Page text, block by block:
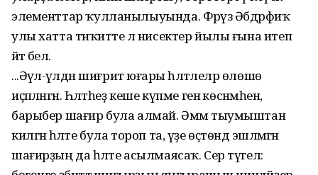
элементтар ҡулланылыуында. Фәрүәз Әбдрәфиҡ
улы хатта тәнҡитте лә нисектер йылы ғына итеп
әйтә белә.
...Әүәл-әүәлдән шиғриәт юғары һәләтлеләр өлөшө
иҫәпләнгән. Һәләтһеҙ кеше күпме генә көсәнмәһен,
барыбер шағир була алмай. Әммә тыумыштан
килгән һәләте була тороп та, үҙе өҫтөндә эшләмәгән
шағирҙың да һәләте асылмаясаҡ. Сер түгел: